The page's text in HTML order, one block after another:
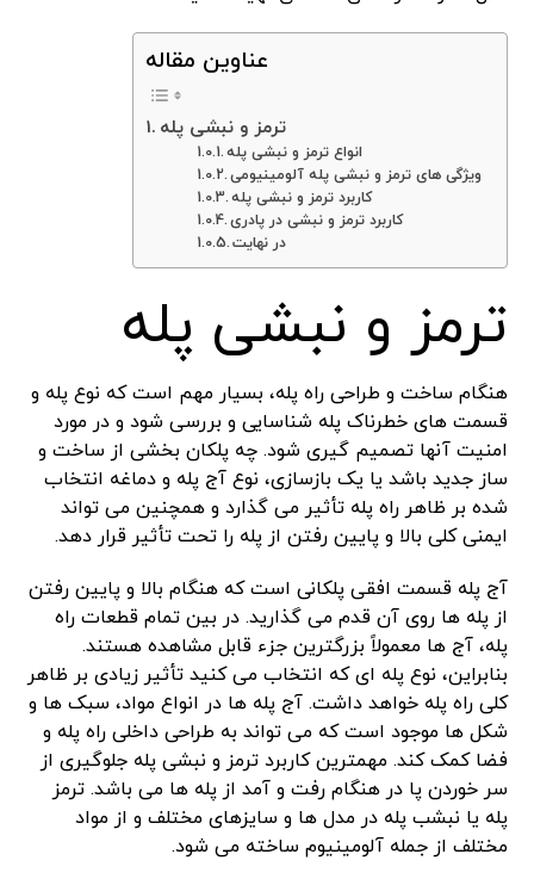
عناوین مقاله
ترمز و نبشی پله
انواع ترمز و نبشی پله
ویژگی های ترمز و نبشی پله آلومینیومی
کاربرد ترمز و نبشی پله
کاربرد ترمز و نبشی در پادری
در نهایت
ترمز و نبشی پله
هنگام ساخت و طراحی راه پله، بسیار مهم است که نوع پله و
قسمت های خطرناک پله شناسایی و بررسی شود و در مورد
امنیت آنها تصمیم گیری شود. چه پلکان بخشی از ساخت و
ساز جدید باشد یا یک بازسازی، نوع آج پله و دماغه انتخاب
شده بر ظاهر راه پله تأثیر می گذارد و همچنین می تواند
ایمنی کلی بالا و پایین رفتن از پله را تحت تأثیر قرار دهد.
آج پله قسمت افقی پلکانی است که هنگام بالا و پایین رفتن
از پله ها روی آن قدم می گذارید. در بین تمام قطعات راه
پله، آج ها معمولاً بزرگترین جزء قابل مشاهده هستند.
بنابراین، نوع پله ای که انتخاب می کنید تأثیر زیادی بر ظاهر
کلی راه پله خواهد داشت. آج پله ها در انواع مواد، سبک ها و
شکل ها موجود است که می تواند به طراحی داخلی راه پله و
فضا کمک کند. مهمترین کاربرد ترمز و نبشی پله جلوگیری از
سر خوردن پا در هنگام رفت و آمد از پله ها می باشد. ترمز
پله یا نبشب پله در مدل ها و سایزهای مختلف و از مواد
مختلف از جمله آلومینیوم ساخته می شود.